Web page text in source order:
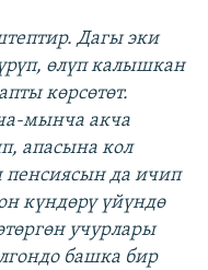
Дагы эки
өлүп калышкан
көрсөтөт.
мынча акча
апасына кол
пенсиясын да ичип
күндөрү үйүндө
учурлары
башка бир